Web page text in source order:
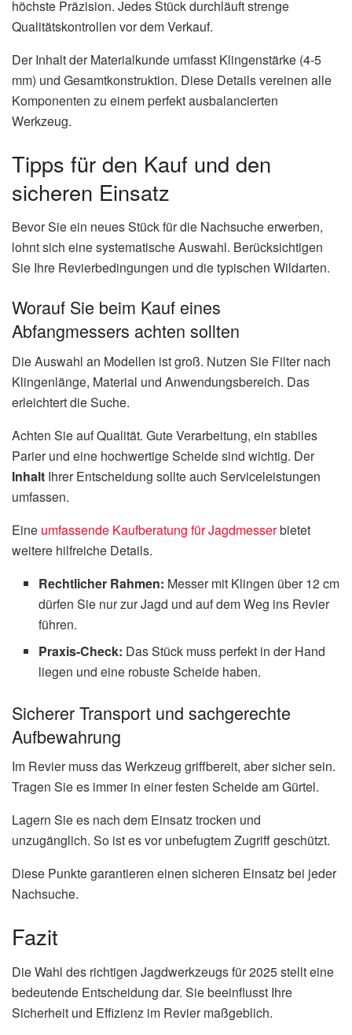
höchste Präzision. Jedes Stück durchläuft strenge
Qualitätskontrollen vor dem Verkauf.
Der Inhalt der Materialkunde umfasst Klingenstärke (4-5
mm) und Gesamtkonstruktion. Diese Details vereinen alle
Komponenten zu einem perfekt ausbalancierten
Werkzeug.
Tipps für den Kauf und den
sicheren Einsatz
Bevor Sie ein neues Stück für die Nachsuche erwerben,
lohnt sich eine systematische Auswahl. Berücksichtigen
Sie Ihre Revierbedingungen und die typischen Wildarten.
Worauf Sie beim Kauf eines
Abfangmessers achten sollten
Die Auswahl an Modellen ist groß. Nutzen Sie Filter nach
Klingenlänge, Material und Anwendungsbereich. Das
erleichtert die Suche.
Achten Sie auf Qualität. Gute Verarbeitung, ein stabiles
Parier und eine hochwertige Scheide sind wichtig. Der
Inhalt Ihrer Entscheidung sollte auch Serviceleistungen
umfassen.
Eine umfassende Kaufberatung für Jagdmesserbietet
weitere hilfreiche Details.
Rechtlicher Rahmen: Messer mit Klingen über 12 cm
dürfen Sie nur zur Jagd und auf dem Weg ins Revier
führen.
Praxis-Check: Das Stück muss perfekt in der Hand
liegen und eine robuste Scheide haben.
Sicherer Transport und sachgerechte
Aufbewahrung
Im Revier muss das Werkzeug griffbereit, aber sicher sein.
Tragen Sie es immer in einer festen Scheide am Gürtel.
Lagern Sie es nach dem Einsatz trocken und
unzugänglich. So ist es vor unbefugtem Zugriff geschützt.
Diese Punkte garantieren einen sicheren Einsatz bei jeder
Nachsuche.
Fazit
Die Wahl des richtigen Jagdwerkzeugs für 2025 stellt eine
bedeutende Entscheidung dar. Sie beeinflusst Ihre
Sicherheit und Effizienz im Revier maßgeblich.